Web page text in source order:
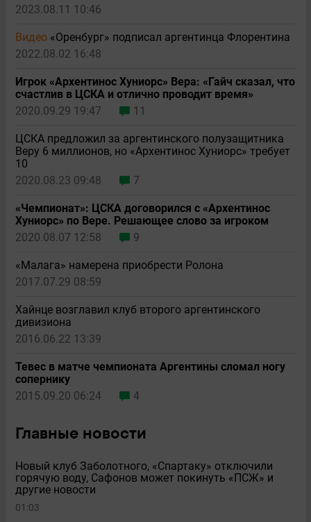
2023.08.11 10:46
Видео «Оренбург» подписал аргентинца Флорентина
2022.08.02 16:48
Игрок «Архентинос Хуниорс» Вера: «Гайч сказал, что
счастлив в ЦСКА и отлично проводит время»
2020.09.29 19:47
11
ЦСКА предложил за аргентинского полузащитника
Веру 6 миллионов, но «Архентинос Хуниорс» требует
10
2020.08.23 09:48
7
«Чемпионат»: ЦСКА договорился с «Архентинос
Хуниорс» по Вере. Решающее слово за игроком
2020.08.07 12:58
9
«Малага» намерена приобрести Ролона
2017.07.29 08:59
Хайнце возглавил клуб второго аргентинского
дивизиона
2016.06.22 13:39
Тевес в матче чемпионата Аргентины сломал ногу
сопернику
2015.09.20 06:24
4
Главные новости
Новый клуб Заболотного, «Спартаку» отключили
горячую воду, Сафонов может покинуть «ПСЖ» и
другие новости
01:03